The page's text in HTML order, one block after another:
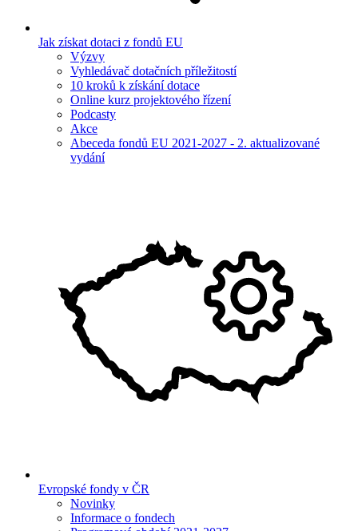
Jak získat dotaci z fondů EU
Výzvy
Vyhledávač dotačních příležitostí
10 kroků k získání dotace
Online kurz projektového řízení
Podcasty
Akce
Abeceda fondů EU 2021-2027 - 2. aktualizované
vydání
Evropské fondy v ČR
Novinky
Informace o fondech